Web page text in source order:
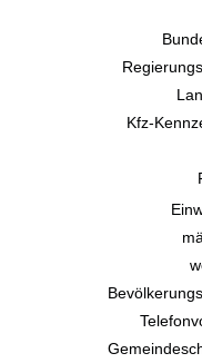
Kfz-